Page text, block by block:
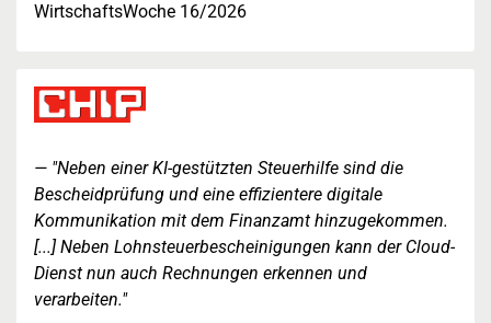
WirtschaftsWoche 16/2026
"Neben einer KI-gestützten Steuerhilfe sind die
Bescheidprüfung und eine effizientere digitale
Kommunikation mit dem Finanzamt hinzugekommen.
[...] Neben Lohnsteuerbescheinigungen kann der Cloud-
Dienst nun auch Rechnungen erkennen und
verarbeiten."